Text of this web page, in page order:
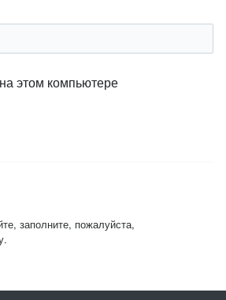
этом компьютере
заполните, пожалуйста,